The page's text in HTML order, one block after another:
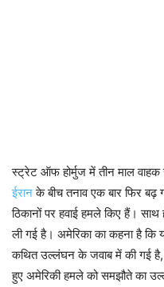
स्ट्रेट ऑफ होर्मुज में तीन माल वाहक
ईरानके बीच तनाव एक बार फिर
ठिकानों पर हवाई हमले किए हैं। साथ
ली गई है। अमेरिका का कहना है कि
कथित उल्लंघन के जवाब में की गई
हुए अमेरिकी हमले को समझौते का